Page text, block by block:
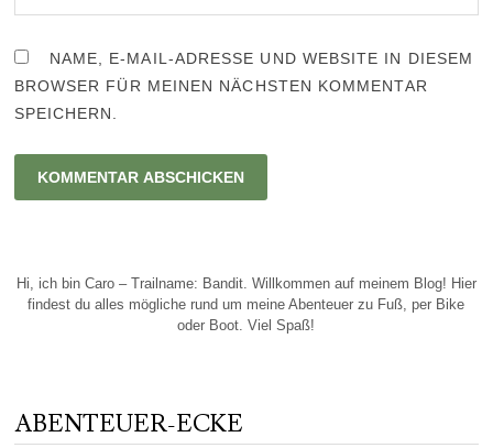
NAME, E-MAIL-ADRESSE UND WEBSITE IN DIESEM
BROWSER FÜR MEINEN NÄCHSTEN KOMMENTAR
SPEICHERN.
Hi, ich bin Caro – Trailname: Bandit. Willkommen auf meinem Blog! Hier
findest du alles mögliche rund um meine Abenteuer zu Fuß, per Bike
oder Boot. Viel Spaß!
ABENTEUER-ECKE